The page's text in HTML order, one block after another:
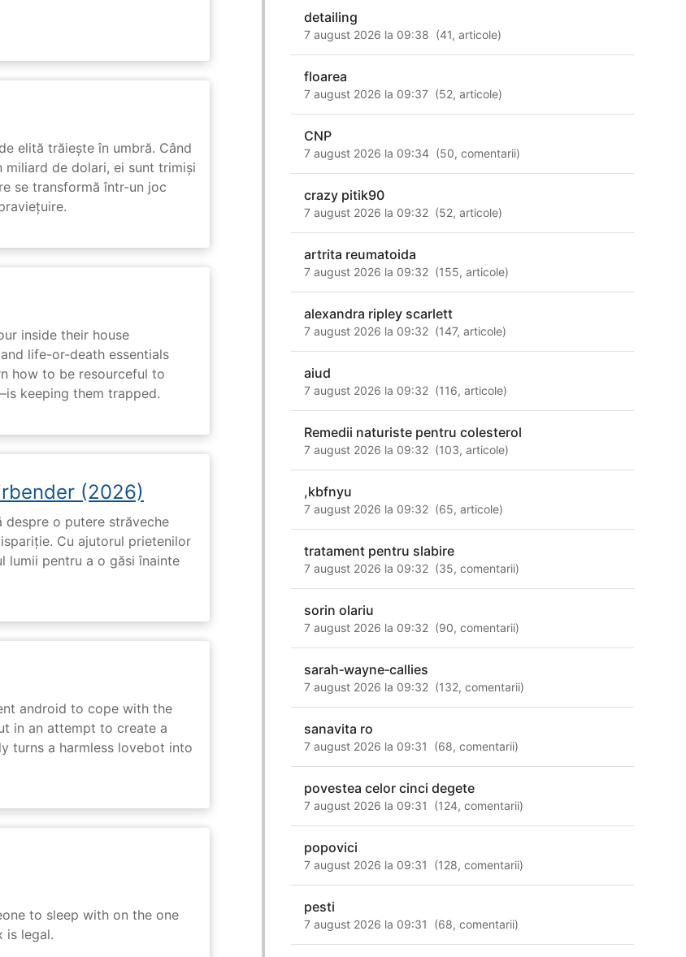
elită trăiește în umbră. Când
miliard de dolari, ei sunt trimiși
se transformă într-un joc
inside their house
life-or-death essentials
how to be resourceful to
keeping them trapped.
(2026)
despre o putere străveche
Cu ajutorul prietenilor
lumii pentru a o găsi înainte
android to cope with the
in an attempt to create a
turns a harmless lovebot into
to sleep with on the one
is legal.
detailing
7 august 2026 la 09:38 (41,articole)
floarea
7 august 2026 la 09:37 (52,articole)
CNP
7 august 2026 la 09:34 (50,comentarii)
crazy pitik90
7 august 2026 la 09:32 (52,articole)
artrita reumatoida
7 august 2026 la 09:32 (155,articole)
alexandra ripley scarlett
7 august 2026 la 09:32 (147,articole)
aiud
7 august 2026 la 09:32 (116,articole)
Remedii naturiste pentru colesterol
7 august 2026 la 09:32 (103,articole)
,kbfnyu
7 august 2026 la 09:32 (65,articole)
tratament pentru slabire
7 august 2026 la 09:32 (35,comentarii)
sorin olariu
7 august 2026 la 09:32 (90,comentarii)
sarah‑wayne‑callies
7 august 2026 la 09:32 (132,comentarii)
sanavita ro
7 august 2026 la 09:31 (68,comentarii)
povestea celor cinci degete
7 august 2026 la 09:31 (124,comentarii)
popovici
7 august 2026 la 09:31 (128,comentarii)
pesti
7 august 2026 la 09:31 (68,comentarii)